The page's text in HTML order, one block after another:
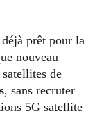
prêt pour la
nouveau
de
, sans recruter
5G satellite